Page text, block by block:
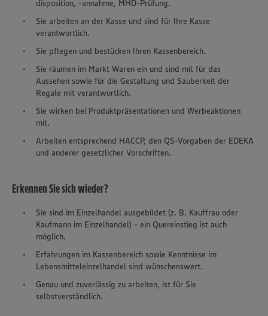
disposition, -annahme, MHD-Prüfung.
Sie arbeiten an der Kasse und sind für Ihre Kasse
verantwortlich.
Sie pflegen und bestücken Ihren Kassenbereich.
Sie räumen im Markt Waren ein und sind mit für das
Aussehen sowie für die Gestaltung und Sauberkeit der
Regale mit verantwortlich.
Sie wirken bei Produktpräsentationen und Werbeaktionen
mit.
Arbeiten entsprechend HACCP, den QS-Vorgaben der EDEKA
und anderer gesetzlicher Vorschriften.
Erkennen Sie sich wieder?
Sie sind im Einzelhandel ausgebildet (z. B. Kauffrau oder
Kaufmann im Einzelhandel) - ein Quereinstieg ist auch
möglich.
Erfahrungen im Kassenbereich sowie Kenntnisse im
Lebensmitteleinzelhandel sind wünschenswert.
Genau und zuverlässig zu arbeiten, ist für Sie
selbstverständlich.